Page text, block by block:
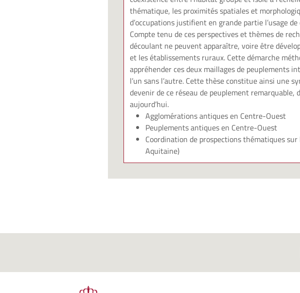
thématique, les proximités spatiales et
d’occupations justifient en grande partie l’usage
Compte tenu de ces perspectives et thèmes de
découlant ne peuvent apparaître, voire être
et les établissements ruraux. Cette démarche
appréhender ces deux maillages de peuplements
l’un sans l’autre. Cette thèse constitue ainsi une
devenir de ce réseau de peuplement
aujourd’hui.
Agglomérations antiques en Centre-Ouest
Peuplements antiques en Centre-Ouest
Coordination de prospections thématiques
Aquitaine)